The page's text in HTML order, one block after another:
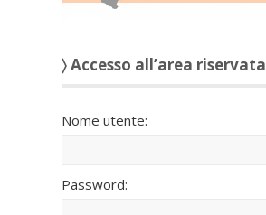
〉 Accesso all’area riservata
Nome utente:
Password: